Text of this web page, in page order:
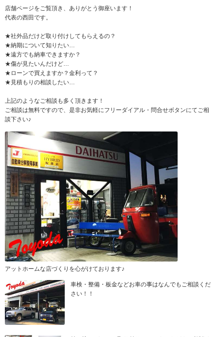
店舗ページをご覧頂き、ありがとう御座います！
代表の西田です。
★社外品だけど取り付けしてもらえるの？
★納期について知りたい…
★遠方でも納車できますか？
★傷が見たいんだけど…
★ローンで買えますか？金利って？
★見積もりの相談したい…
上記のようなご相談も多く頂きます！
ご相談は無料ですので、是非お気軽にフリーダイアル・問合せボタンにてご相
談下さい♪
アットホームな店づくりを心がけております♪
車検・整備・板金などお車の事はなんでもご相談くだ
さい！！